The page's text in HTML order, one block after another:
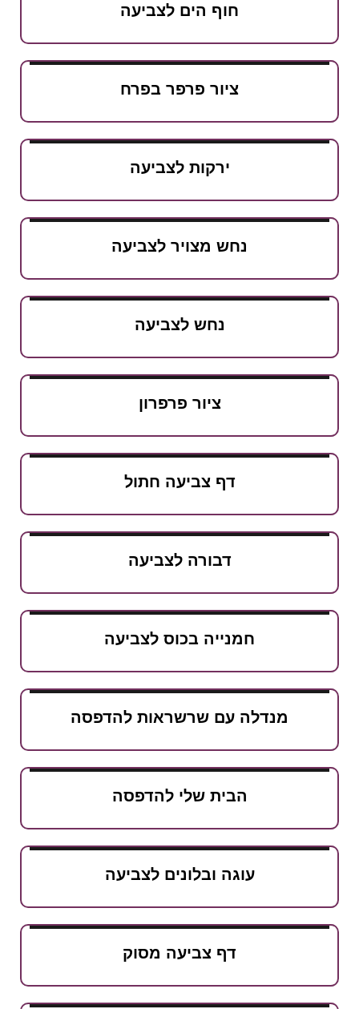
חוף הים לצביעה
ציור פרפר בפרח
ירקות לצביעה
נחש מצויר לצביעה
נחש לצביעה
ציור פרפרון
דף צביעה חתול
דבורה לצביעה
חמנייה בכוס לצביעה
עם שרשראות להדפסה
הבית שלי להדפסה
עוגה ובלונים לצביעה
דף צביעה מסוק